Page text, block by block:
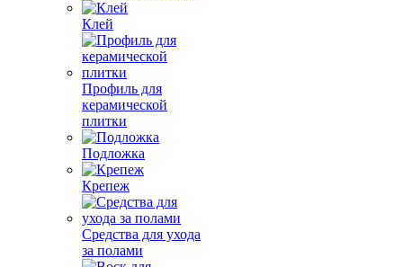
Клей
Профиль для
керамической
плитки
Подложка
Крепеж
Средства для ухода
за полами